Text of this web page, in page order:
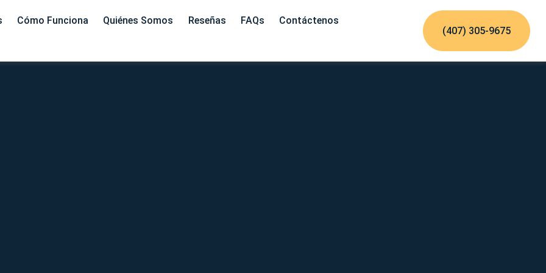
Cómo Funciona Quiénes Somos Reseñas FAQs
Contáctenos
(407) 305-9675